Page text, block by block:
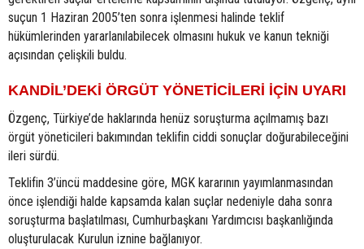
suçun 1 Haziran 2005’ten sonra işlenmesi halinde teklif
hükümlerinden yararlanılabilecek olmasını hukuk ve kanun tekniği
açısından çelişkili buldu.
KANDİL’DEKİ ÖRGÜT YÖNETİCİLERİ İÇİN UYARI
Özgenç, Türkiye’de haklarında henüz soruşturma açılmamış bazı
örgüt yöneticileri bakımından teklifin ciddi sonuçlar doğurabileceğini
ileri sürdü.
Teklifin 3’üncü maddesine göre, MGK kararının yayımlanmasından
önce işlendiği halde kapsamda kalan suçlar nedeniyle daha sonra
soruşturma başlatılması, Cumhurbaşkanı Yardımcısı başkanlığında
oluşturulacak Kurulun iznine bağlanıyor.